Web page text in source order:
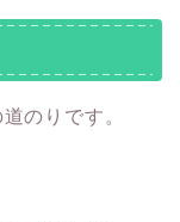
のりです。